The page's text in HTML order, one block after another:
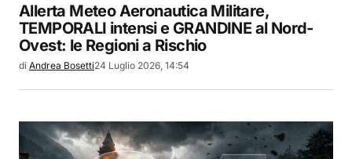
Allerta Meteo Aeronautica Militare,
TEMPORALI intensi e GRANDINE al Nord-
Ovest: le Regioni a Rischio
di Andrea Bosetti24 Luglio 2026, 14:54